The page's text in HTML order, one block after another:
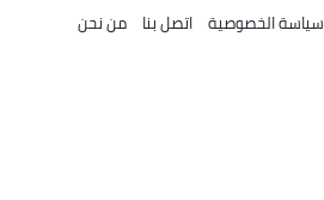
سياسة الخصوصية اتصل بنا من نحن